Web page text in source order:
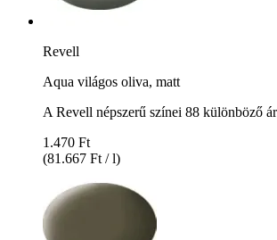
Revell
Aqua világos oliva, matt
A Revell népszerű színei 88 különböző
1.470 Ft
(81.667 Ft / l)